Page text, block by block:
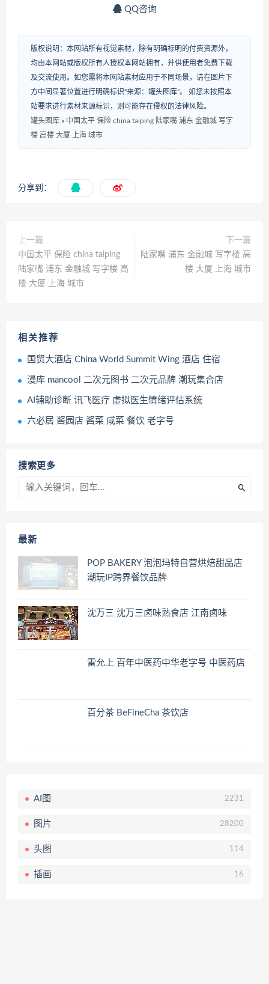
QQ咨询
版权说明：本网站所有视觉素材，除有明确标明的付费资源外，
均由本网站或版权所有人授权本网站拥有，并供使用者免费下载
及交流使用。如您需将本网站素材应用于不同场景，请在图片下
方中间显著位置进行明确标识“来源：罐头图库”。 如您未按照本
站要求进行素材来源标识，则可能存在侵权的法律风险。
罐头图库 » 中国太平 保险 china taiping 陆家嘴 浦东 金融城 写字
楼 高楼 大厦 上海 城市
分享到：
上一篇
中国太平 保险 china taiping
陆家嘴 浦东 金融城 写字楼 高
楼 大厦 上海 城市
下一篇
陆家嘴 浦东 金融城 写字楼 高
楼 大厦 上海 城市
相关推荐
国贸大酒店 China World Summit Wing 酒店 住宿
漫库 mancool 二次元图书 二次元品牌 潮玩集合店
AI辅助诊断 讯飞医疗 虚拟医生情绪评估系统
六必居 酱园店 酱菜 咸菜 餐饮 老字号
搜索更多
最新
POP BAKERY 泡泡玛特自营烘焙甜品店
潮玩IP跨界餐饮品牌
沈万三 沈万三卤味熟食店 江南卤味
雷允上 百年中医药中华老字号 中医药店
百分茶 BeFineCha 茶饮店
AI图 2231
图片 28200
头图 114
插画 16